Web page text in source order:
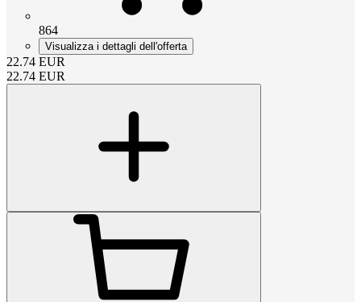
864
Visualizza i dettagli dell'offerta
22.74 EUR
22.74 EUR